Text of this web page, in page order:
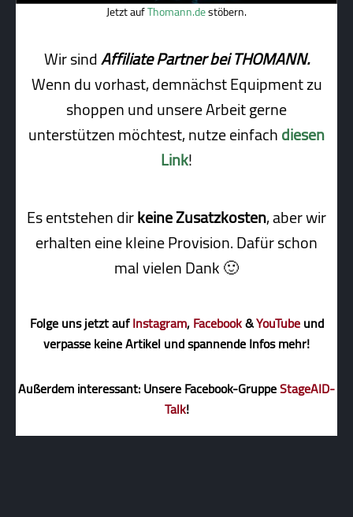
Jetzt aufThomann.destöbern.
Wir sindAffiliate Partner bei THOMANN.
Wenn du vorhast, demnächst Equipment zu
shoppen und unsere Arbeit gerne
unterstützen möchtest, nutze einfachdiesen
Link!
Es entstehen dirkeine Zusatzkosten, aber wir
erhalten eine kleine Pro­vi­sion. Dafür schon
mal vielen Dank 🙂
Folge uns jetzt aufInstagram,Facebook&YouTubeund
verpasse keine Artikel und spannende Infos mehr!
Außerdem interessant: Unsere Facebook-GruppeStageAID-
Talk!